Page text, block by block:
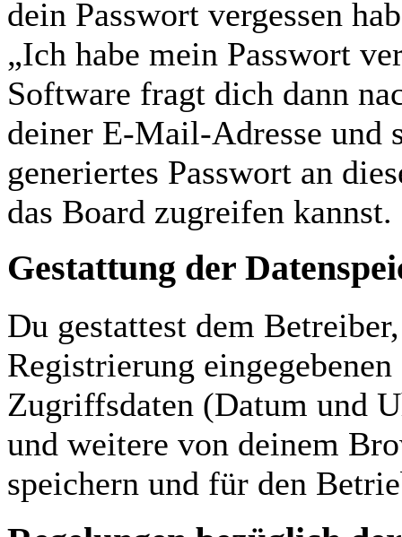
dein Passwort vergessen
„Ich habe mein Passwort
Software fragt dich dann
deiner E-Mail-Adresse und
generiertes Passwort an
das Board zugreifen kannst.
Gestattung der
Du gestattest dem
Registrierung
Zugriffsdaten (Datum und
und weitere von deinem
speichern und für den